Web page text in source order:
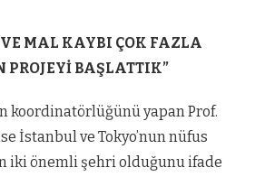
VE MAL KAYBI ÇOK FAZLA
PROJEYİ BAŞLATTIK”
koordinatörlüğünü yapan Prof.
İstanbul ve Tokyo’nun nüfus
iki önemli şehri olduğunu ifade